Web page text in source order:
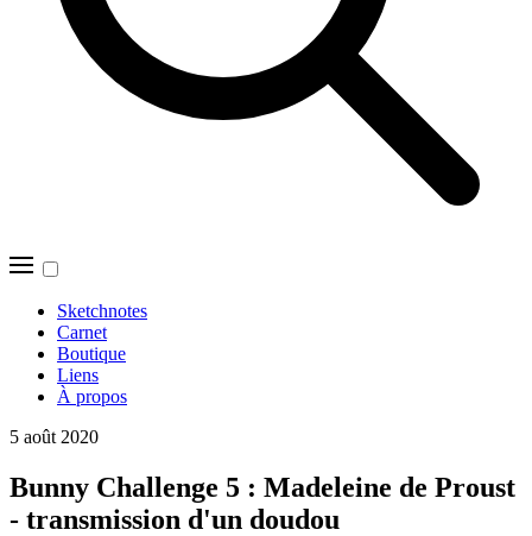
Sketchnotes
Carnet
Boutique
Liens
À propos
5 août 2020
Bunny Challenge 5 : Madeleine de Proust
- transmission d'un doudou